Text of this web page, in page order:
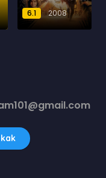
6.1 2008